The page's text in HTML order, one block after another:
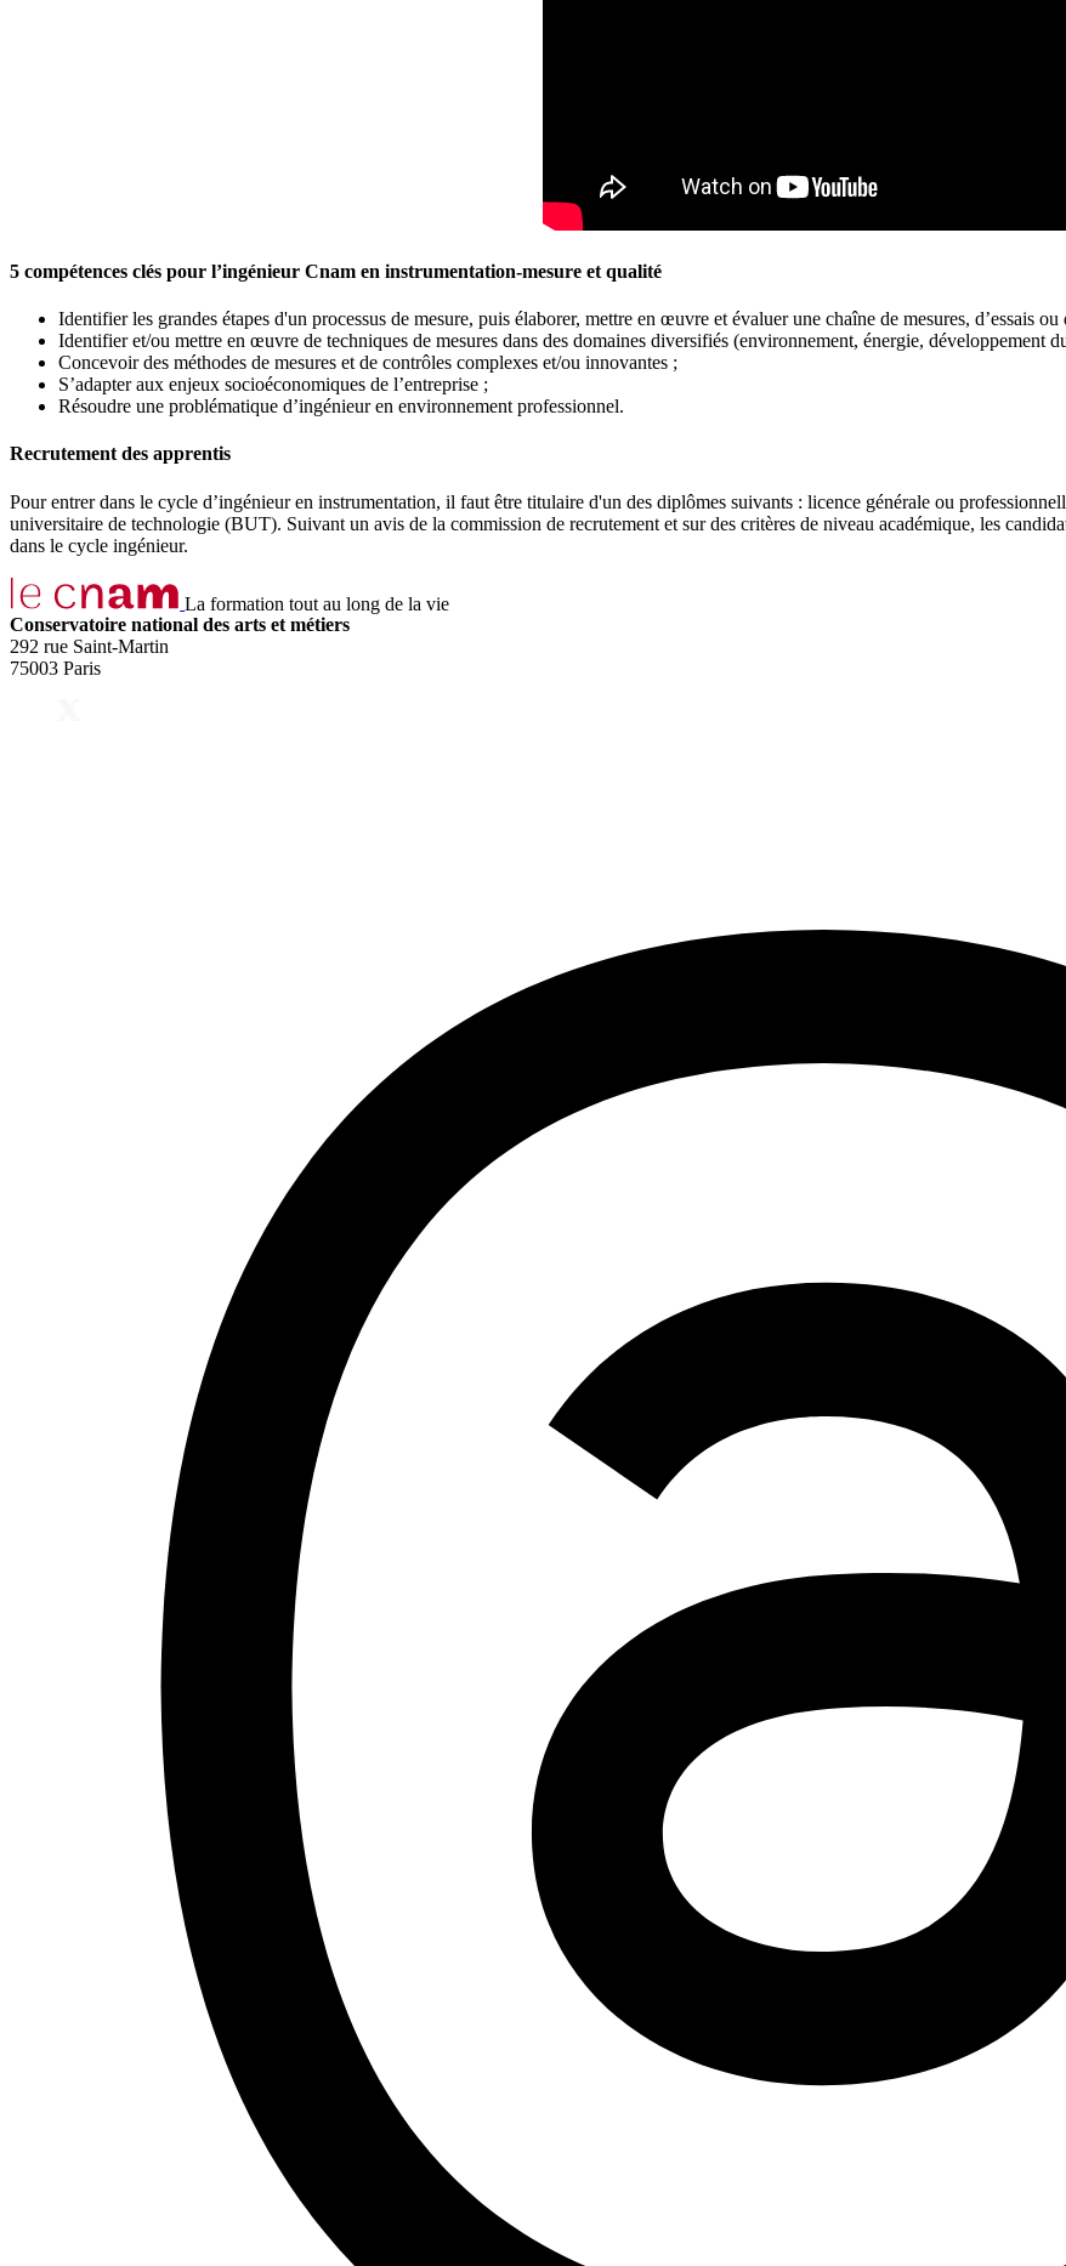
5 compétences clés pour l’ingénieur Cnam en instrumentation-mesure et qualité
Identifier les grandes étapes d'un processus de mesure, puis élaborer, mettre en œuvre et évaluer une chaîne de mesures, d’essais ou
Identifier et/ou mettre en œuvre de techniques de mesures dans des domaines diversifiés (environnement, énergie, développement
Concevoir des méthodes de mesures et de contrôles complexes et/ou innovantes ;
S’adapter aux enjeux socioéconomiques de l’entreprise ;
Résoudre une problématique d’ingénieur en environnement professionnel.
Recrutement des apprentis
Pour entrer dans le cycle d’ingénieur en instrumentation, il faut être titulaire d'un des diplômes suivants : licence générale ou
universitaire de technologie (BUT). Suivant un avis de la commission de recrutement et sur des critères de niveau académique, les
dans le cycle ingénieur.
La formation tout au long de la vie
Conservatoire national des arts et métiers
292 rue Saint-Martin
75003 Paris